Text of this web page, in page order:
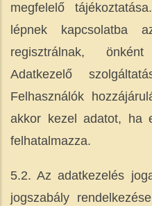
megfelelő
lépnek kapcsolatba
regisztrálnak,
Adatkezelő
Felhasználók
akkor kezel adatot, ha
felhatalmazza.
5.2. Az adatkezelés
jogszabály